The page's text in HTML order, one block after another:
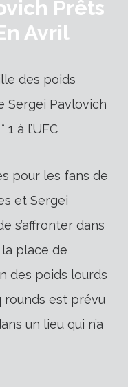
Prêts
Avril
des poids
Sergei Pavlovich
à l’UFC
pour les fans de
et Sergei
s’affronter dans
place de
des poids lourds
rounds est prévu
un lieu qui n’a